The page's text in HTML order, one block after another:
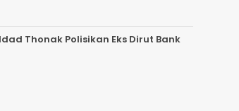
Thonak Polisikan Eks Dirut Bank